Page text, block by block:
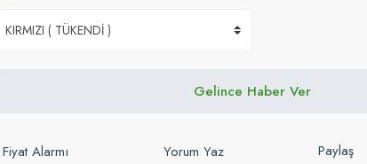
Gelince Haber Ver
Fiyat Alarmı Yorum Yaz Paylaş